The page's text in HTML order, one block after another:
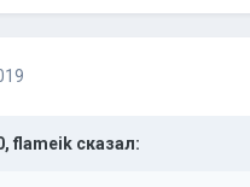
flameikсказал: